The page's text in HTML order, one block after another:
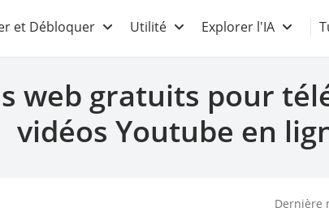
et Débloquer Utilité Explorer l'IA
web gratuits pour
vidéos Youtube en
Dernière